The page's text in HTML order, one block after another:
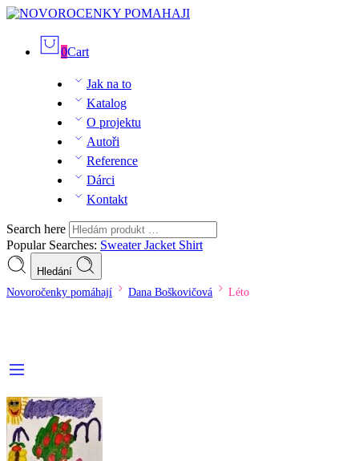
0Cart
Jak na to
Katalog
O projektu
Autoři
Reference
Dárci
Kontakt
Search here
Popular Searches: SweaterJacket Shirt
Hledání
Novoročenky pomáhají Dana Boškovičová Léto